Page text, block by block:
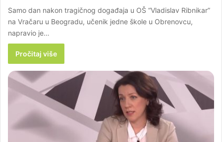
Samo dan nakon tragičnog događaja u OŠ “Vladislav Ribnikar”
na Vračaru u Beogradu, učenik jedne škole u Obrenovcu,
napravio je…
Pročitaj više